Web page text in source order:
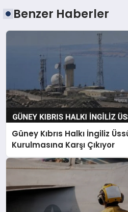
Benzer Haberler
Güney Kıbrıs Halkı İngiliz
Kurulmasına Karşı Çıkıyor